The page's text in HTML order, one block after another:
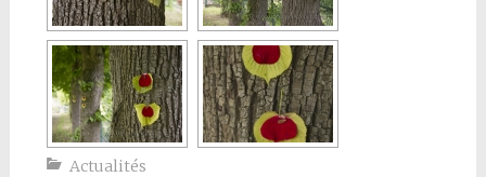
Actualités